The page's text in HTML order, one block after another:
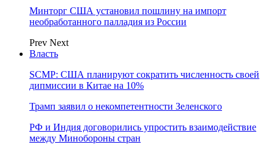
Минторг США установил пошлину на импорт
необработанного палладия из России
Prev Next
Власть
SCMP: США планируют сократить численность своей
дипмиссии в Китае на 10%
Трамп заявил о некомпетентности Зеленского
РФ и Индия договорились упростить взаимодействие
между Минобороны стран